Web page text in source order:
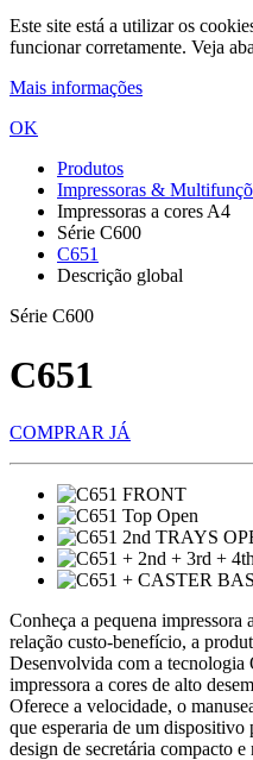
Este site está a utilizar os
funcionar corretamente. Veja
Mais informações
OK
Produtos
Impressoras &
Impressoras a cores A4
Série C600
C651
Descrição global
Série C600
C651
COMPRAR JÁ
Conheça a pequena impressora
relação custo-benefício, a
Desenvolvida com a tecnologia
impressora a cores de alto
Oferece a velocidade, o
que esperaria de um
design de secretária compacto e